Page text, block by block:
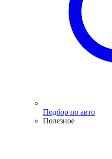
Подбор по авто
Полезное